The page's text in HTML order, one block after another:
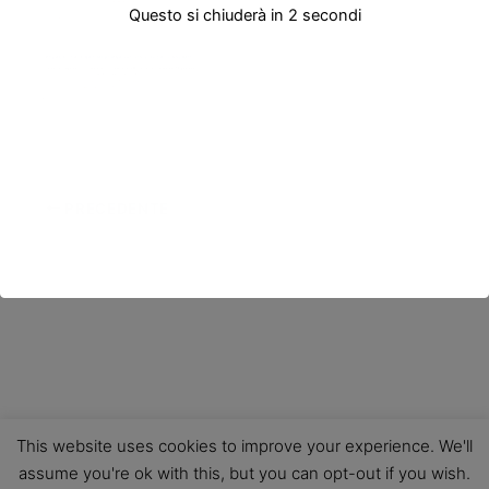
This website uses cookies to improve your experience. We'll
assume you're ok with this, but you can opt-out if you wish.
Questo si chiuderà in 2 secondi